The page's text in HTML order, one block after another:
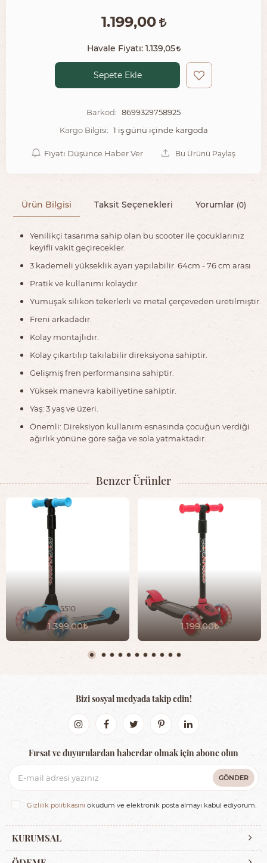
1.199,00
Havale Fiyatı: 1.139,05
Sepete Ekle
Barkod: 8699329758925
Kargo Bilgisi: 1 iş günü içinde kargoda
Fiyatı Düşünce Haber Ver Bu Ürünü Paylaş
Ürün Bilgisi Taksit Seçenekleri Yorumlar (0)
Yenilikçi tasarıma sahip olan bu scooter ile çocuklarınız
keyifli vakit geçirecekler.
3 kademeli yükseklik ayarı yapılabilir. 64cm - 76 cm arası
Pratik ve kullanımı kolaydır.
Yumuşak silikon tekerlerli ve metal çerçeveden üretilmiştir.
Freni arkadadır.
Kolay montajlıdır.
Kolay çıkartılıp takılabilir direksiyona sahiptir.
Gelişmiş fren performansına sahiptir.
Yüksek manevra kabiliyetine sahiptir.
Yaş: 3 yaş ve üzeri.
Önemli: Direksiyon kullanım esnasında çocuğun verdiği
ağırlık yönüne göre sağa ve sola yatmaktadır.
Benzer Ürünler
5510
1.399,00
8048
1.199,00
KURUMSAL
Bizi sosyal medyada takip edin!
Fırsat ve duyurulardan haberdar olmak için abone olun
GÖNDER
Gizlilik politikasını okudum ve elektronik posta almayı kabul ediyorum.